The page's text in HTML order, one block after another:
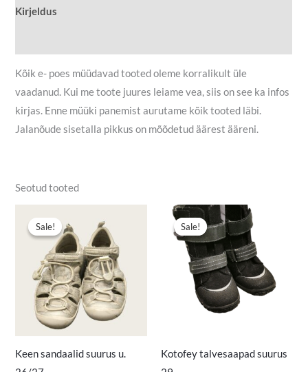
Kirjeldus
Kõik e- poes müüdavad tooted oleme korralikult üle
vaadanud. Kui me toote juures leiame vea, siis on see ka infos
kirjas. Enne müüki panemist aurutame kõik tooted läbi.
Jalanõude sisetalla pikkus on mõõdetud äärest ääreni.
Seotud tooted
Sale!
Sale!
Keen sandaalid suurus u.
hind
oli:
15,50 €.
on:
12,00 €.
Sale!
Sale!
Kotofey talvesaapad suurus
Algne
hind
oli:
14,00 €.
Praegune
hind
on:
10,00 €.